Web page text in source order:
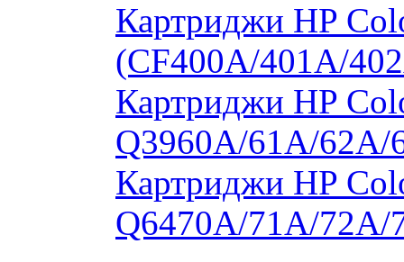
Картриджи HP
(CF400A/401A/
Картриджи HP
Q3960A/61A/
Картриджи HP
Q6470A/71A/